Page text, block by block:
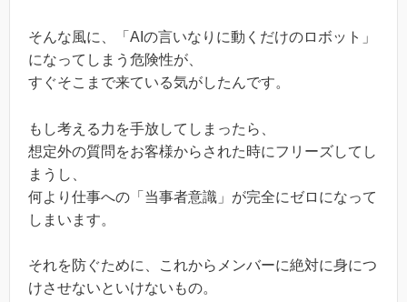
そんな風に、「AIの言いなりに動くだけのロボット」
になってしまう危険性が、
すぐそこまで来ている気がしたんです。
もし考える力を手放してしまったら、
想定外の質問をお客様からされた時にフリーズしてし
まうし、
何より仕事への「当事者意識」が完全にゼロになって
しまいます。
それを防ぐために、これからメンバーに絶対に身につ
けさせないといけないもの。